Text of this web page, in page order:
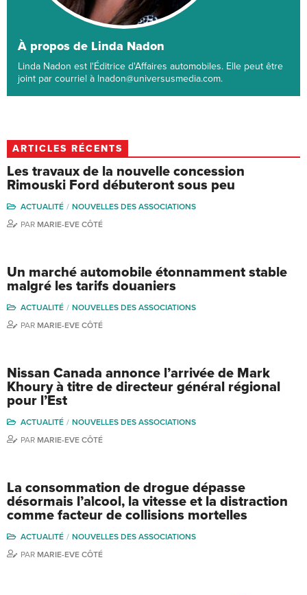
À propos de Linda Nadon
Linda Nadon est l'Éditrice d'Affaires automobiles. Elle peut être
joint par courriel à lnadon@universusmedia.com.
ARTICLES RÉCENTS
Les travaux de la nouvelle concession
Rimouski Ford débuteront sous peu
ACTUALITÉ
NOUVELLES DES ASSOCIATIONS
PAR MARIE-EVE CÔTÉ
Un marché automobile étonnamment stable
malgré les tarifs douaniers
ACTUALITÉ
NOUVELLES DES ASSOCIATIONS
PAR MARIE-EVE CÔTÉ
Nissan Canada annonce l’arrivée de Mark
Khoury à titre de directeur général régional
pour l’Est
ACTUALITÉ
NOUVELLES DES ASSOCIATIONS
PAR MARIE-EVE CÔTÉ
La consommation de drogue dépasse
désormais l’alcool, la vitesse et la distraction
comme facteur de collisions mortelles
ACTUALITÉ
NOUVELLES DES ASSOCIATIONS
PAR MARIE-EVE CÔTÉ